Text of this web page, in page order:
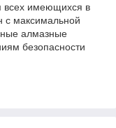
всех имеющихся в
максимальной
алмазные
безопасности